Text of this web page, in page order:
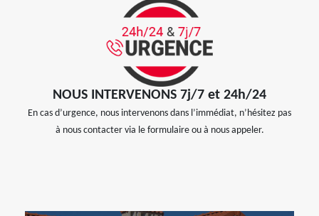
NOUS INTERVENONS 7j/7 et 24h/24
En cas d’urgence, nous intervenons dans l’immédiat, n’hésitez pas
à nous contacter via le formulaire ou à nous appeler.